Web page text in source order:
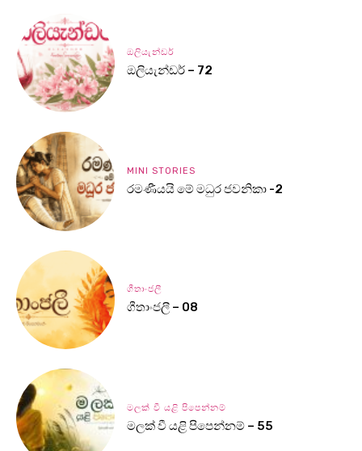
ඔලියැන්ඩර්
ඔලියැන්ඩර් – 72
MINI STORIES
රමණීයයි මේ මධුර ජවනිකා -2
ගීතාංජලී
ගීතාංජලී – 08
මලක් වී යළි පිපෙන්නම්
මලක් වී යළි පිපෙන්නම් – 55